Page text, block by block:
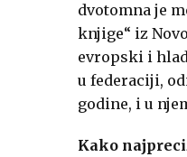
dvotomna je
knjige“ iz
evropski i
u federaciji,
godine, i u
Kako